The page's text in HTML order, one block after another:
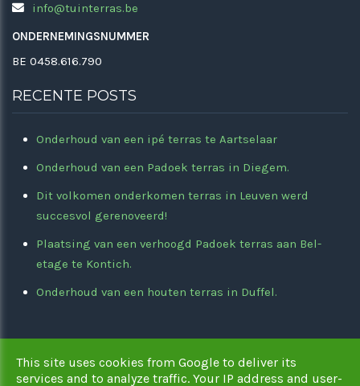
info@tuinterras.be
ONDERNEMINGSNUMMER
BE 0458.616.790
RECENTE POSTS
Onderhoud van een ipé terras te Aartselaar
Onderhoud van een Padoek terras in Diegem.
Dit volkomen onderkomen terras in Leuven werd
succesvol gerenoveerd!
Plaatsing van een verhoogd Padoek terras aan Bel-
etage te Kontich.
Onderhoud van een houten terras in Duffel.
Copyright © 2026 De Terrasplaatser. All rights reserved. |
This site uses cookies from Google to deliver its
services and to analyze traffic. Your IP address and user-